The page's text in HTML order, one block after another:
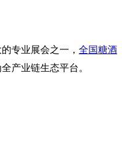
专业展会之一， 全国糖酒
产业链生态平台。